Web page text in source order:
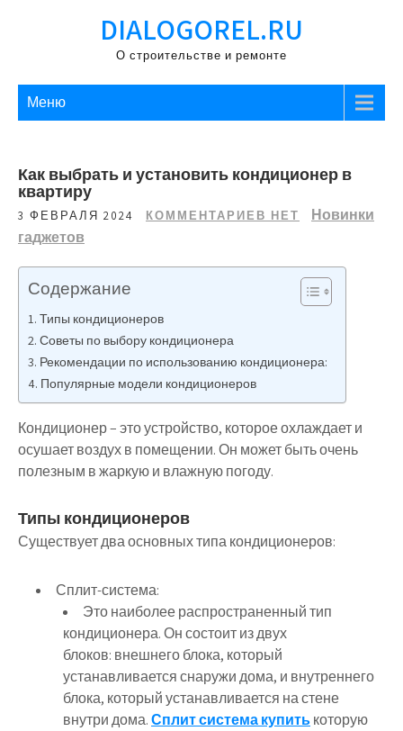
DIALOGOREL.RU
О строительстве и ремонте
Меню
Как выбрать и установить кондиционер в
квартиру
3 ФЕВРАЛЯ 2024 КОММЕНТАРИЕВ НЕТ
Новинки
гаджетов
Содержание
Типы кондиционеров
Советы по выбору кондиционера
Рекомендации по использованию кондиционера:
Популярные модели кондиционеров
Кондиционер – это устройство, которое охлаждает и
осушает воздух в помещении. Он может быть очень
полезным в жаркую и влажную погоду.
Типы кондиционеров
Существует два основных типа кондиционеров:
Сплит-система:
Это наиболее распространенный тип
кондиционера. Он состоит из двух
блоков: внешнего блока, который
устанавливается снаружи дома, и внутреннего
блока, который устанавливается на стене
внутри дома.Сплит система купитькоторую